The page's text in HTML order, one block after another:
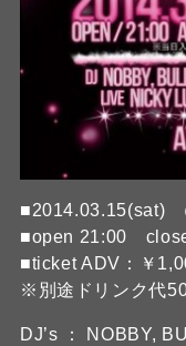
■2014.03.15(sat)
■open 21:00
■ticket ADV：￥
※別途ドリンク代
DJ’s ： NOBBY,